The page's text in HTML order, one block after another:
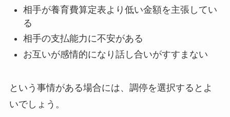
相手が養育費算定表より低い金額を主張してい
る
相手の支払能力に不安がある
お互いが感情的になり話し合いがすすまない
という事情がある場合には、調停を選択するとよ
いでしょう。